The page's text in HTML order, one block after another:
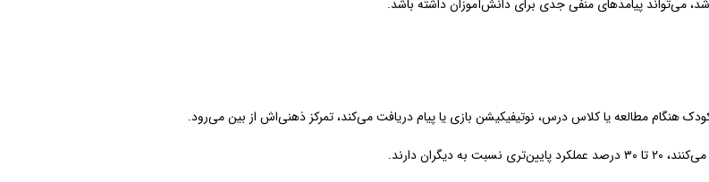
می‌تواند پیامدهای منفی جدی برای دانش‌آموزان داشته باشد.
هنگام مطالعه یا کلاس درس، نوتیفیکیشن بازی یا پیام دریافت می‌کند، تمرکز ذهنی‌اش از بین می‌رود.
دارند.